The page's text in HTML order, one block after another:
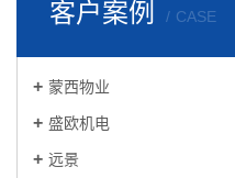
客户案例 CASE
蒙西物业
盛欧机电
远景